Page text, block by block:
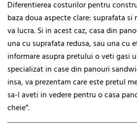
Diferentierea costurilor pentru
baza doua aspecte clare: suprafata si
va lucra. Si in acest caz, casa din
una cu suprafata redusa, sau una cu
informare asupra pretului o veti gasi
specializat in case din panouri
insa, va prezentam care este pretul
sa-l aveti in vedere pentru o casa
cheie”.